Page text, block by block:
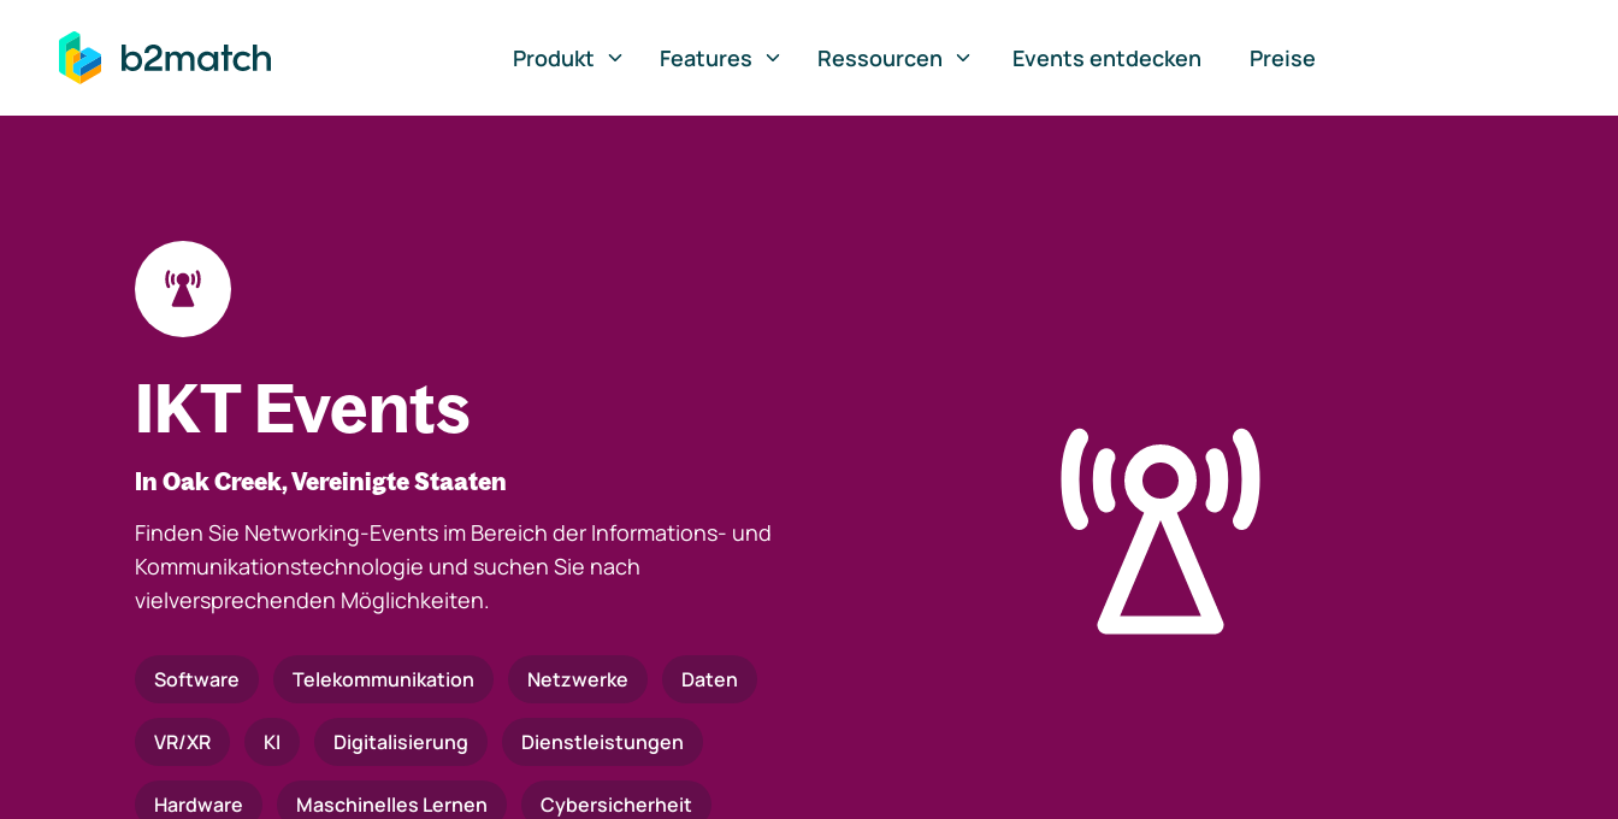
springen
Produkt
Features Ressourcen Events entdecken Preise
IKT Events
In Oak Creek, Vereinigte Staaten
Finden Sie Networking-Events im Bereich der Informations- und
Kommunikationstechnologie und suchen Sie nach
vielversprechenden Möglichkeiten.
Software Telekommunikation Netzwerke Daten
VR/XR KI Digitalisierung Dienstleistungen
Hardware Maschinelles Lernen Cybersicherheit